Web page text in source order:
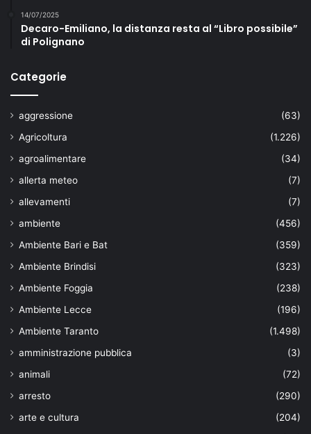
14/07/2025
Decaro-Emiliano, la distanza resta al “Libro possibile”
di Polignano
Categorie
aggressione
(63)
Agricoltura
(1.226)
agroalimentare
(34)
allerta meteo
(7)
allevamenti
(7)
ambiente
(456)
Ambiente Bari e Bat
(359)
Ambiente Brindisi
(323)
Ambiente Foggia
(238)
Ambiente Lecce
(196)
Ambiente Taranto
(1.498)
amministrazione pubblica
(3)
animali
(72)
arresto
(290)
arte e cultura
(204)